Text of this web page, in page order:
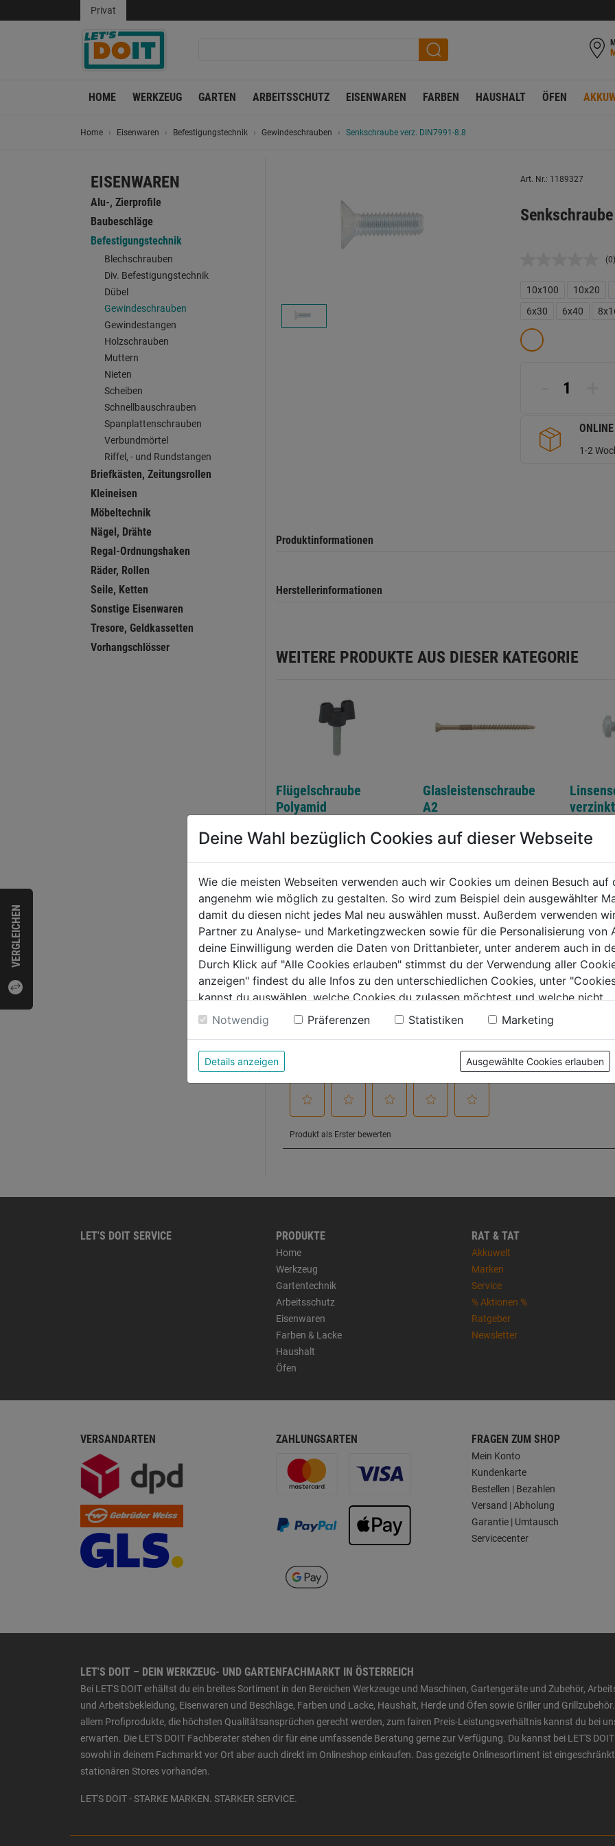
VERGLEICHEN
Privat
HOME WERKZEUG GARTEN ARBEITSSCHUTZ EISENWAREN FARBEN HAUSHALT ÖFEN
Home Eisenwaren Befestigungstechnik Gewindeschrauben Senkschraube verz. DIN7991-8.8
EISENWAREN
Alu-, Zierprofile
Baubeschläge
Befestigungstechnik
Blechschrauben
Div. Befestigungstechnik
Dübel
Gewindeschrauben
Gewindestangen
Holzschrauben
Muttern
Nieten
Scheiben
Schnellbauschrauben
Spanplattenschrauben
Verbundmörtel
Riffel, - und Rundstangen
Briefkästen, Zeitungsrollen
Kleineisen
Möbeltechnik
Nägel, Drähte
Regal-Ordnungshaken
Räder, Rollen
Seile, Ketten
Sonstige Eisenwaren
Tresore, Geldkassetten
Vorhangschlösser
Art. Nr.: 1189327
(0)
10x100 10x20
6x30
6x40
1-2
Produktinformationen
Herstellerinformationen
WEITERE PRODUKTE AUS DIESER KATEGORIE
Flügelschraube
Polyamid
0.0 (0)
von
5
Sternen.
Glasleistenschraube
A2
0.0 (0)
von
5
Sternen.
von
5
Sternen.
Bewertung
LET'S DOIT SERVICE PRODUKTE
Home
Werkzeug
Gartentechnik
Arbeitsschutz
Eisenwaren
Farben & Lacke
Haushalt
Öfen
RAT & TAT
Akkuwelt
Marken
Service
% Aktionen %
Ratgeber
Newsletter
VERSANDARTEN ZAHLUNGSARTEN FRAGEN ZUM SHOP
Mein Konto
Kundenkarte
Bestellen | Bezahlen
Versand | Abholung
Garantie | Umtausch
Servicecenter
LET'S DOIT – DEIN WERKZEUG- UND GARTENFACHMARKT IN ÖSTERREICH
Bei LET'S DOIT erhältst du ein breites Sortiment in den Bereichen Werkzeuge und Maschinen, Gartengeräte und Zubehör,
und Arbeitsbekleidung, Eisenwaren und Beschläge, Farben und Lacke, Haushalt, Herde und Öfen sowie Griller und
allem Profiprodukte, die höchsten Qualitätsansprüchen gerecht werden, zum fairen Preis-Leistungsverhältnis kannst du bei
erwarten. Die LET'S DOIT Fachberater stehen dir für eine umfassende Beratung gerne zur Verfügung. Du kannst bei LET'S DOIT
sowohl in deinem Fachmarkt vor Ort aber auch direkt im Onlineshop einkaufen. Das gezeigte Onlinesortiment ist
stationären Stores vorhanden.
LET'S DOIT - STARKE MARKEN. STARKER SERVICE.
Deine Wahl bezüglich Cookies auf dieser Webseite
Wie die meisten Webseiten verwenden auch wir Cookies um deinen Besuch auf
angenehm wie möglich zu gestalten. So wird zum Beispiel dein ausgewählter
damit du diesen nicht jedes Mal neu auswählen musst. Außerdem verwenden
Partner zu Analyse- und Marketingzwecken sowie für die Personalisierung von
deine Einwilligung werden die Daten von Drittanbieter, unter anderem auch in
Durch Klick auf "Alle Cookies erlauben" stimmst du der Verwendung aller
anzeigen" findest du alle Infos zu den unterschiedlichen Cookies, unter
kannst du auswählen, welche Cookies du zulassen möchtest und welche nicht.
Weitere Informationen findest du in unserer Datenschutzerklärung
Notwendig Präferenzen Statistiken Marketing
Details anzeigen Ausgewählte Cookies erlauben